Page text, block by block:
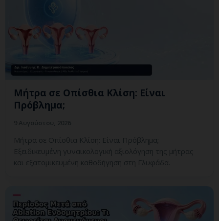
Μήτρα σε Οπίσθια Κλίση: Είναι
Πρόβλημα;
Μήτρα σε Οπίσθια Κλίση: Είναι Πρόβλημα;
Εξειδικευμένη γυναικολογική αξιολόγηση της μήτρας
και εξατομικευμένη καθοδήγηση στη Γλυφάδα.